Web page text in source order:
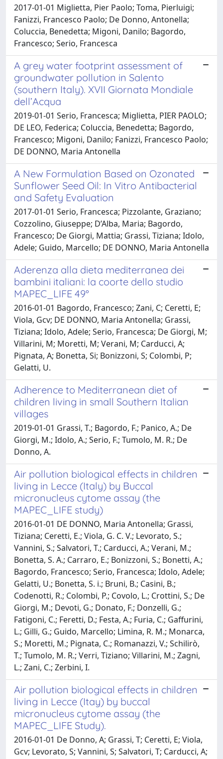
2017-01-01 Miglietta, Pier Paolo; Toma, Pierluigi;
Fanizzi, Francesco Paolo; De Donno, Antonella;
Coluccia, Benedetta; Migoni, Danilo; Bagordo,
Francesco; Serio, Francesca
A grey water footprint assessment of
groundwater pollution in Salento
(southern Italy). XVII Giornata Mondiale
dell’Acqua
2019-01-01 Serio, Francesca; Miglietta, PIER PAOLO;
DE LEO, Federica; Coluccia, Benedetta; Bagordo,
Francesco; Migoni, Danilo; Fanizzi, Francesco Paolo;
DE DONNO, Maria Antonella
A New Formulation Based on Ozonated
Sunflower Seed Oil: In Vitro Antibacterial
and Safety Evaluation
2017-01-01 Serio, Francesca; Pizzolante, Graziano;
Cozzolino, Giuseppe; D’Alba, Maria; Bagordo,
Francesco; De Giorgi, Mattia; Grassi, Tiziana; Idolo,
Adele; Guido, Marcello; DE DONNO, Maria Antonella
Aderenza alla dieta mediterranea dei
bambini italiani: la coorte dello studio
MAPEC_LIFE 49°
2016-01-01 Bagordo, Francesco; Zani, C; Ceretti, E;
Viola, Gcv; DE DONNO, Maria Antonella; Grassi,
Tiziana; Idolo, Adele; Serio, Francesca; De Giorgi, M;
Villarini, M; Moretti, M; Verani, M; Carducci, A;
Pignata, A; Bonetta, Si; Bonizzoni, S; Colombi, P;
Gelatti, U.
Adherence to Mediterranean diet of
children living in small Southern Italian
villages
2019-01-01 Grassi, T.; Bagordo, F.; Panico, A.; De
Giorgi, M.; Idolo, A.; Serio, F.; Tumolo, M. R.; De
Donno, A.
Air pollution biological effects in children
living in Lecce (Italy) by Buccal
micronucleus cytome assay (the
MAPEC_LIFE study)
2016-01-01 DE DONNO, Maria Antonella; Grassi,
Tiziana; Ceretti, E.; Viola, G. C. V.; Levorato, S.;
Vannini, S.; Salvatori, T.; Carducci, A.; Verani, M.;
Bonetta, S. A.; Carraro, E.; Bonizzoni, S.; Bonetti, A.;
Bagordo, Francesco; Serio, Francesca; Idolo, Adele;
Gelatti, U.; Bonetta, S. i.; Bruni, B.; Casini, B.;
Codenotti, R.; Colombi, P.; Covolo, L.; Crottini, S.; De
Giorgi, M.; Devoti, G.; Donato, F.; Donzelli, G.;
Fatigoni, C.; Feretti, D.; Festa, A.; Furia, C.; Gaffurini,
L.; Gilli, G.; Guido, Marcello; Limina, R. M.; Monarca,
S.; Moretti, M.; Pignata, C.; Romanazzi, V.; Schilirò,
T.; Tumolo, M. R.; Verri, Tiziano; Villarini, M.; Zagni,
L.; Zani, C.; Zerbini, I.
Air pollution biological effects in children
living in Lecce (Itay) by buccal
micronucleus cytome assay (the
MAPEC_LIFE Study).
2016-01-01 De Donno, A; Grassi, T; Ceretti, E; Viola,
Gcv; Levorato, S; Vannini, S; Salvatori, T; Carducci, A;